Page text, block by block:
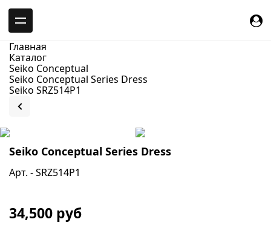
Главная
Каталог
Seiko Conceptual
Seiko Conceptual Series Dress
Seiko SRZ514P1
Seiko Conceptual Series Dress
Арт. - SRZ514P1
34,500 руб